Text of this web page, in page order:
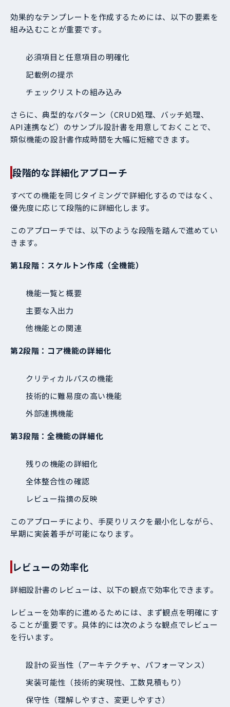
効果的なテンプレートを作成するためには、以下の要素を
組み込むことが重要です。
必須項目と任意項目の明確化
記載例の提示
チェックリストの組み込み
さらに、典型的なパターン（CRUD処理、バッチ処理、
API連携など）のサンプル設計書を用意しておくことで、
類似機能の設計書作成時間を大幅に短縮できます。
段階的な詳細化アプローチ
すべての機能を同じタイミングで詳細化するのではなく、
優先度に応じて段階的に詳細化します。
このアプローチでは、以下のような段階を踏んで進めてい
きます。
第1段階：スケルトン作成（全機能）
機能一覧と概要
主要な入出力
他機能との関連
第2段階：コア機能の詳細化
クリティカルパスの機能
技術的に難易度の高い機能
外部連携機能
第3段階：全機能の詳細化
残りの機能の詳細化
全体整合性の確認
レビュー指摘の反映
このアプローチにより、手戻りリスクを最小化しながら、
早期に実装着手が可能になります。
レビューの効率化
詳細設計書のレビューは、以下の観点で効率化できます。
レビューを効率的に進めるためには、まず観点を明確にす
ることが重要です。具体的には次のような観点でレビュー
を行います。
設計の妥当性（アーキテクチャ、パフォーマンス）
実装可能性（技術的実現性、工数見積もり）
保守性（理解しやすさ、変更しやすさ）